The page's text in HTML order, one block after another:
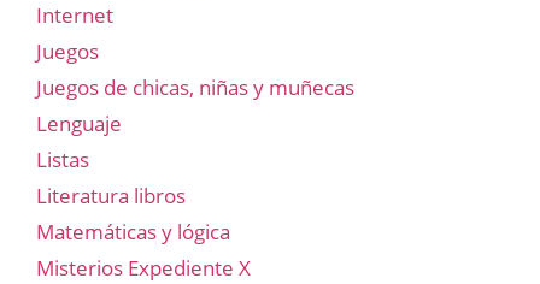
Internet
Juegos
Juegos de chicas, niñas y muñecas
Lenguaje
Listas
Literatura libros
Matemáticas y lógica
Misterios Expediente X